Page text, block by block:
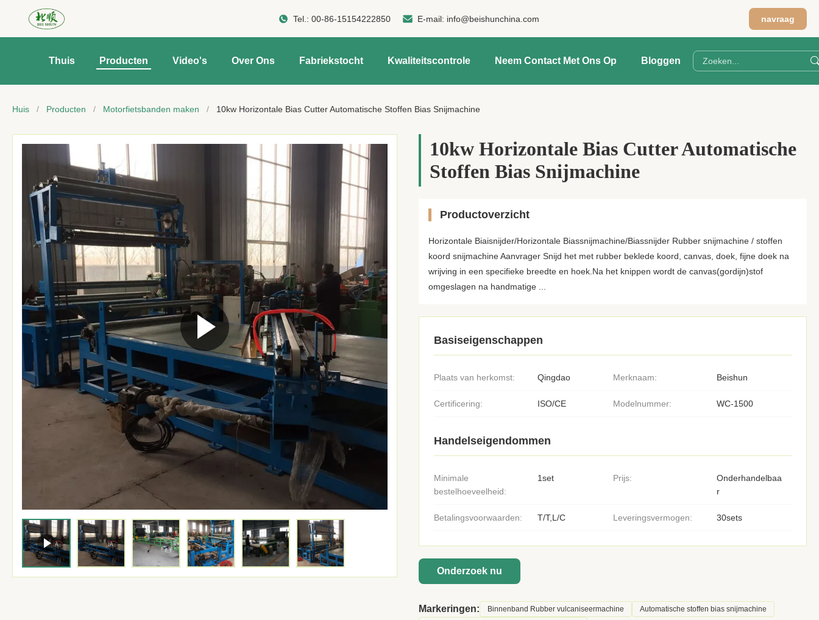
Tel.:00-86-15154222850 E-mail: info@beishunchina.com navraag
Thuis Producten Video's Over Ons Fabriekstocht Kwaliteitscontrole Neem Contact Met Ons Op Bloggen
Huis / Producten / Motorfietsbanden maken / 10kw Horizontale Bias Cutter Automatische Stoffen Bias Snijmachine
10kw Horizontale Bias Cutter Automatische
Stoffen Bias Snijmachine
Productoverzicht
Horizontale Biaisnijder/Horizontale Biassnijmachine/Biassnijder Rubber snijmachine / stoffen
koord snijmachine Aanvrager Snijd het met rubber beklede koord, canvas, doek, fijne doek na
wrijving in een specifieke breedte en hoek.Na het knippen wordt de canvas(gordijn)stof
omgeslagen na handmatige ...
Basiseigenschappen
Plaats van herkomst: Qingdao Merknaam: Beishun
Certificering: ISO/CE Modelnummer: WC-1500
Handelseigendommen
Minimale
bestelhoeveelheid:
1set Prijs:
Onderhandelbaa
r
Betalingsvoorwaarden: T/T,L/C Leveringsvermogen: 30sets
Onderzoek nu
Markeringen: Binnenband Rubber vulcaniseermachine
Automatische stoffen bias snijmachine